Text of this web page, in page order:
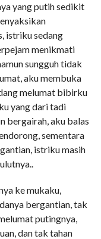
yang putih sedikit
istriku sedang
menikmati
sungguh tidak
aku membuka
melumat bibirku
yang dari tadi
bergairah, aku balas
sementara
istriku masih
ke mukaku,
bergantian, tak
putingnya,
dan tak tahan